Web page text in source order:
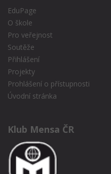
EduPage
O škole
Pro veřejnost
Soutěže
Přihlášení
Projekty
Prohlášení o přístupnosti
Úvodní stránka
Klub Mensa ČR